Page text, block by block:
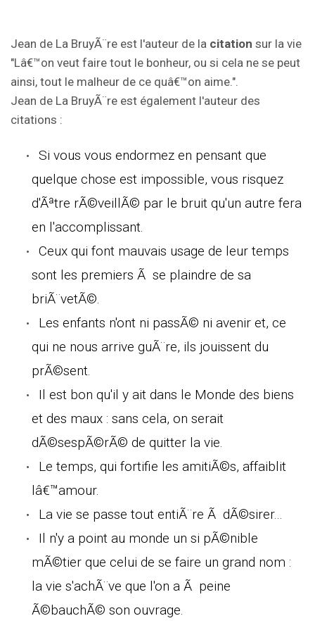
Jean de La BruyÃ¨re est l'auteur de la citation sur la vie
"Lâ€™on veut faire tout le bonheur, ou si cela ne se peut
ainsi, tout le malheur de ce quâ€™on aime.".
Jean de La BruyÃ¨re est également l'auteur des
citations :
Si vous vous endormez en pensant que
quelque chose est impossible, vous risquez
d'Ãªtre rÃ©veillÃ© par le bruit qu'un autre fera
en l'accomplissant.
Ceux qui font mauvais usage de leur temps
sont les premiers Ã se plaindre de sa
briÃ¨vetÃ©.
Les enfants n'ont ni passÃ© ni avenir et, ce
qui ne nous arrive guÃ¨re, ils jouissent du
prÃ©sent.
Il est bon qu'il y ait dans le Monde des biens
et des maux : sans cela, on serait
dÃ©sespÃ©rÃ© de quitter la vie.
Le temps, qui fortifie les amitiÃ©s, affaiblit
lâ€™amour.
La vie se passe tout entiÃ¨re Ã dÃ©sirer...
Il n'y a point au monde un si pÃ©nible
mÃ©tier que celui de se faire un grand nom :
la vie s'achÃ¨ve que l'on a Ã peine
Ã©bauchÃ© son ouvrage.